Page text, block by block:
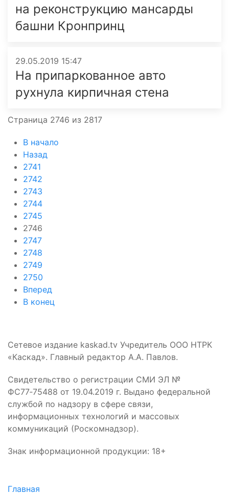
на реконструкцию мансарды
башни Кронпринц
29.05.2019 15:47
На припаркован­ное авто
рухнула кирпичная стена
Страница 2746 из 2817
В начало
Назад
2741
2742
2743
2744
2745
2746
2747
2748
2749
2750
Вперед
В конец
Сетевое издание kaskad.tv Учредитель ООО НТРК
«Каскад». Главный редактор А.А. Павлов.
Свидетельство о регистрации СМИ ЭЛ №
ФС77‑75488 от 19.04.2019 г. Выдано федеральной
службой по надзору в сфере связи,
информационных технологий и массовых
коммуникаций (Роскомнадзор).
Знак информационной продукции: 18+
Главная